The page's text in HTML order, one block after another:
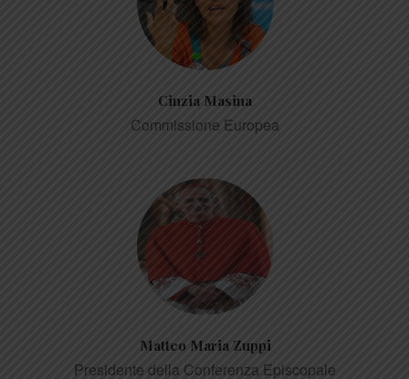
Cinzia Masina
Commissione Europea
Matteo Maria Zuppi
Presidente della Conferenza Episcopale